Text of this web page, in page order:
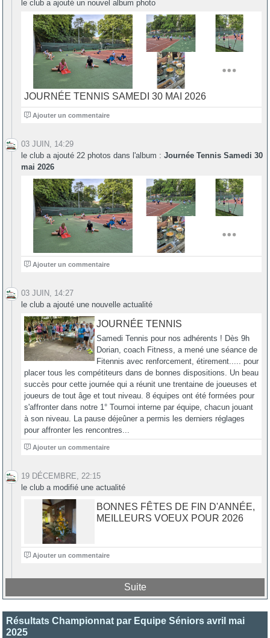
le club a ajouté un nouvel album photo
JOURNÉE TENNIS SAMEDI 30 MAI 2026
0 Ajouter un commentaire
03 JUIN, 14:29
le club a ajouté 22 photos dans l'album : Journée Tennis Samedi 30
mai 2026
0 Ajouter un commentaire
03 JUIN, 14:27
le club a ajouté une nouvelle actualité
JOURNÉE TENNIS
Samedi Tennis pour nos adhérents ! Dès 9h
Dorian, coach Fitness, a mené une séance de
Fitennis avec renforcement, étirement..... pour
placer tous les compétiteurs dans de bonnes dispositions. Un beau
succès pour cette journée qui a réunit une trentaine de joueuses et
joueurs de tout âge et tout niveau. 8 équipes ont été formées pour
s'affronter dans notre 1° Tournoi interne par équipe, chacun jouant
à son niveau. La pause déjeûner a permis les derniers réglages
pour affronter les rencontres...
0 Ajouter un commentaire
19 DÉCEMBRE, 22:15
le club a modifié une actualité
BONNES FÊTES DE FIN D'ANNÉE,
MEILLEURS VOEUX POUR 2026
0 Ajouter un commentaire
Suite
Résultats Championnat par Equipe Séniors avril mai
2025